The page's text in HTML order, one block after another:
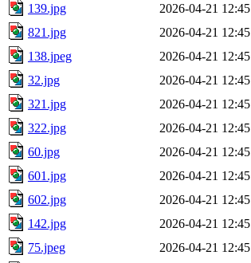
139.jpg
2026-04-21 12:45
821.jpg
2026-04-21 12:45
138.jpeg
2026-04-21 12:45
32.jpg
2026-04-21 12:45
321.jpg
2026-04-21 12:45
322.jpg
2026-04-21 12:45
60.jpg
2026-04-21 12:45
601.jpg
2026-04-21 12:45
602.jpg
2026-04-21 12:45
142.jpg
2026-04-21 12:45
75.jpeg
2026-04-21 12:45